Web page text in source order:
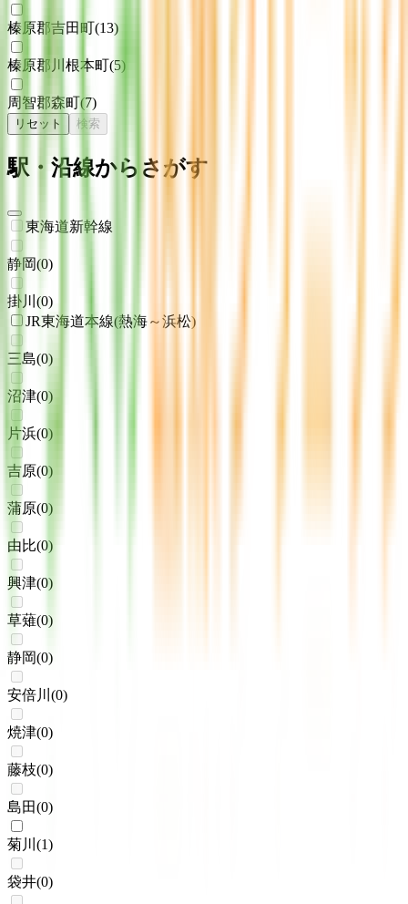
榛原郡吉田町(13)
榛原郡川根本町(5)
周智郡森町(7)
リセット 検索
駅・沿線からさがす
東海道新幹線
静岡(0)
掛川 (0)
JR東海道本線(熱海～浜松)
三島(0)
沼津(0)
片浜(0)
吉原(0)
蒲原(0)
由比(0)
興津(0)
草薙(0)
静岡(0)
安倍川 (0)
焼津(0)
藤枝(0)
島田(0)
菊川 (1)
袋井(0)